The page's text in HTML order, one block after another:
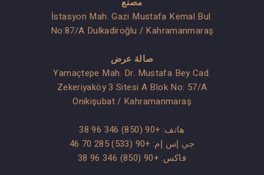
İstasyon Mah. Gazi Mustafa Kemal Bul.
No:87/A Dulkadiroğlu / Kahramanmaraş
صالة عرض
Yamaçtepe Mah. Dr. Mustafa Bey Cad.
Zekeriyaköy 3 Sitesi A Blok No: 57/A
Onikişubat / Kahramanmaraş
هاتف: +90 (850) 346 96 38
جي إس إم: +90 (533) 285 70 46
فاكس: +90 (850) 346 96 38